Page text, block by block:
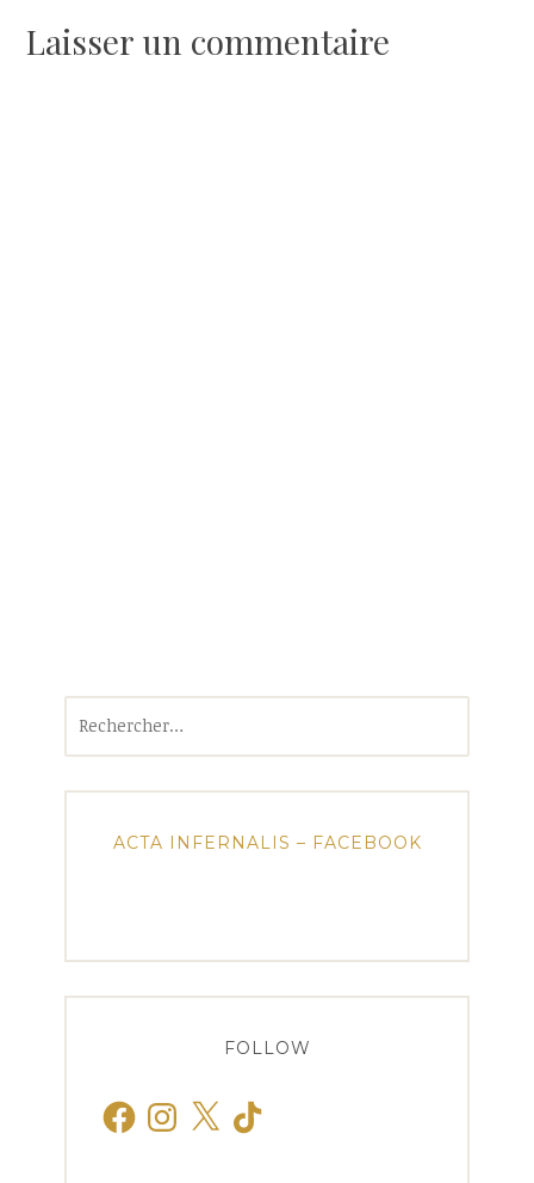
l’article
Laisser un commentaire
ACTA INFERNALIS – FACEBOOK
FOLLOW
FacebookInstagram
X TikTok